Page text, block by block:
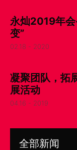
永灿2019年
变”
02.18 - 2020
凝聚团队，拓
展活动
04.16 - 2019
全部新闻